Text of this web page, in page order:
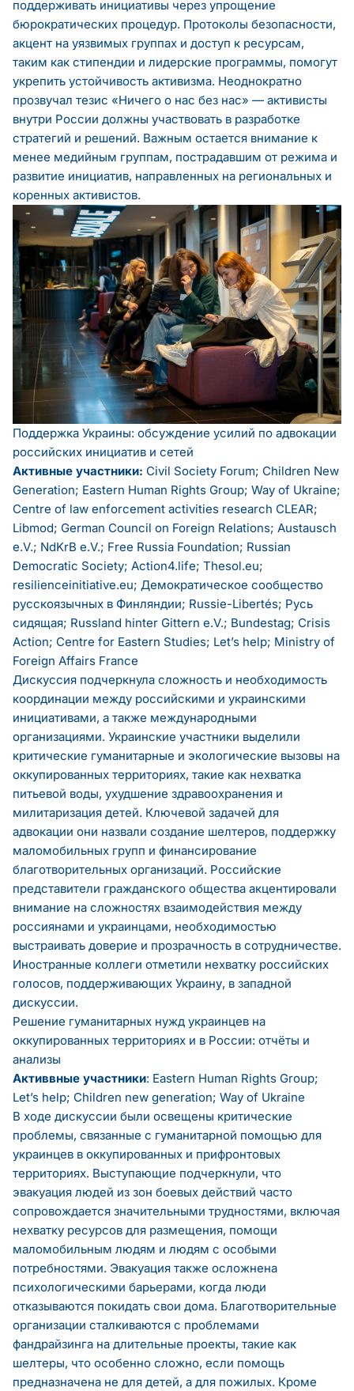
поддерживать инициативы через упрощение
бюрократических процедур. Протоколы безопасности,
акцент на уязвимых группах и доступ к ресурсам,
таким как стипендии и лидерские программы, помогут
укрепить устойчивость активизма. Неоднократно
прозвучал тезис «Ничего о нас без нас» — активисты
внутри России должны участвовать в разработке
стратегий и решений. Важным остается внимание к
менее медийным группам, пострадавшим от режима и
развитие инициатив, направленных на региональных и
коренных активистов.
Поддержка Украины: обсуждение усилий по адвокации
российских инициатив и сетей
Активные участники: Civil Society Forum; Children New
Generation; Eastern Human Rights Group; Way of Ukraine;
Centre of law enforcement activities research CLEAR;
Libmod; German Council on Foreign Relations; Austausch
e.V.; NdKrB e.V.; Free Russia Foundation; Russian
Democratic Society; Action4.life; Thesol.eu;
resilienceinitiative.eu; Демократическое сообщество
русскоязычных в Финляндии; Russie-Libertés; Русь
сидящая; Russland hinter Gittern e.V.; Bundestag; Crisis
Action; Centre for Eastern Studies; Let’s help; Ministry of
Foreign Affairs France
Дискуссия подчеркнула сложность и необходимость
координации между российскими и украинскими
инициативами, а также международными
организациями. Украинские участники выделили
критические гуманитарные и экологические вызовы на
оккупированных территориях, такие как нехватка
питьевой воды, ухудшение здравоохранения и
милитаризация детей. Ключевой задачей для
адвокации они назвали создание шелтеров, поддержку
маломобильных групп и финансирование
благотворительных организаций. Российские
представители гражданского общества акцентировали
внимание на сложностях взаимодействия между
россиянами и украинцами, необходимостью
выстраивать доверие и прозрачность в сотрудничестве.
Иностранные коллеги отметили нехватку российских
голосов, поддерживающих Украину, в западной
дискуссии.
Решение гуманитарных нужд украинцев на
оккупированных территориях и в России: отчёты и
анализы
Активвные участники: Eastern Human Rights Group;
Let’s help; Children new generation; Way of Ukraine
В ходе дискуссии были освещены критические
проблемы, связанные с гуманитарной помощью для
украинцев в оккупированных и прифронтовых
территориях. Выступающие подчеркнули, что
эвакуация людей из зон боевых действий часто
сопровождается значительными трудностями, включая
нехватку ресурсов для размещения, помощи
маломобильным людям и людям с особыми
потребностями. Эвакуация также осложнена
психологическими барьерами, когда люди
отказываются покидать свои дома. Благотворительные
организации сталкиваются с проблемами
фандрайзинга на длительные проекты, такие как
шелтеры, что особенно сложно, если помощь
предназначена не для детей, а для пожилых. Кроме